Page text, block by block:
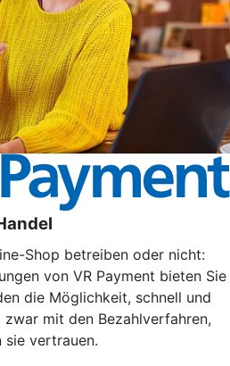
Shop betreiben oder nicht:
von VR Payment bieten Sie
die Möglichkeit, schnell und
mit den Bezahlverfahren,
sie vertrauen.